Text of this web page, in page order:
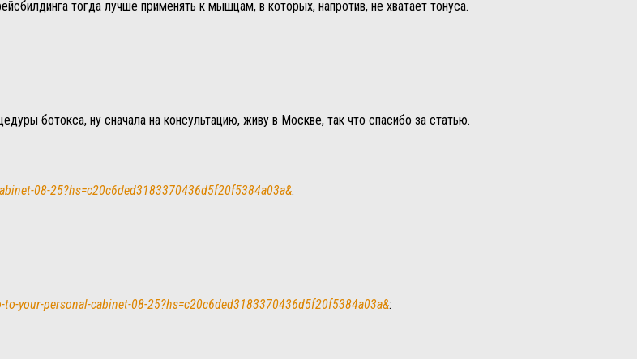
тогда лучше применять к мышцам, в которых, напротив, не хватает тонуса.
ботокса, ну сначала на консультацию, живу в Москве, так что спасибо за статью.
08-25?hs=c20c6ded3183370436d5f20f5384a03a&:
your-personal-cabinet-08-25?hs=c20c6ded3183370436d5f20f5384a03a&: